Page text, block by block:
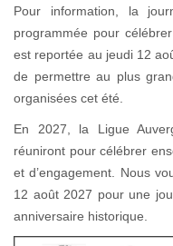
Pour information, la
programmée pour
est reportée au jeudi 12
de permettre au plus
organisées cet été.
En 2027, la Ligue
réuniront pour célébrer
et d’engagement. Nous
12 août 2027 pour une
anniversaire historique.